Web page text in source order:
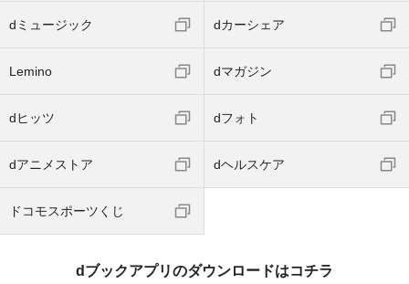
dミュージック dカーシェア
Lemino dマガジン
dヒッツ dフォト
dアニメストア dヘルスケア
ドコモスポーツくじ
dブックアプリのダウンロードはコチラ